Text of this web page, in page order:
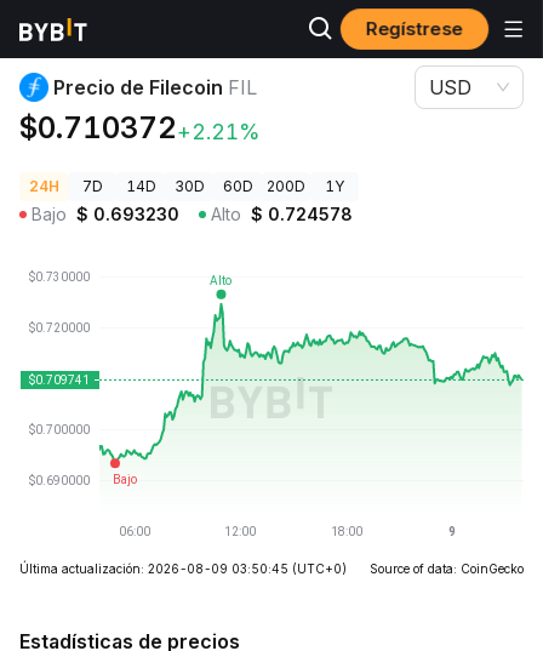
Regístrese
Precios de Criptomonedas Precio de Filecoin FIL
Precio de Filecoin FIL
$0.710372+2.21%
USD
24H 7D 14D 30D 60D 200D 1Y
Bajo $ 0.693230 Alto $ 0.724578
Última actualización: 2026-08-09 03:50:45 (UTC+0) Source of data: CoinGecko
Estadísticas de precios